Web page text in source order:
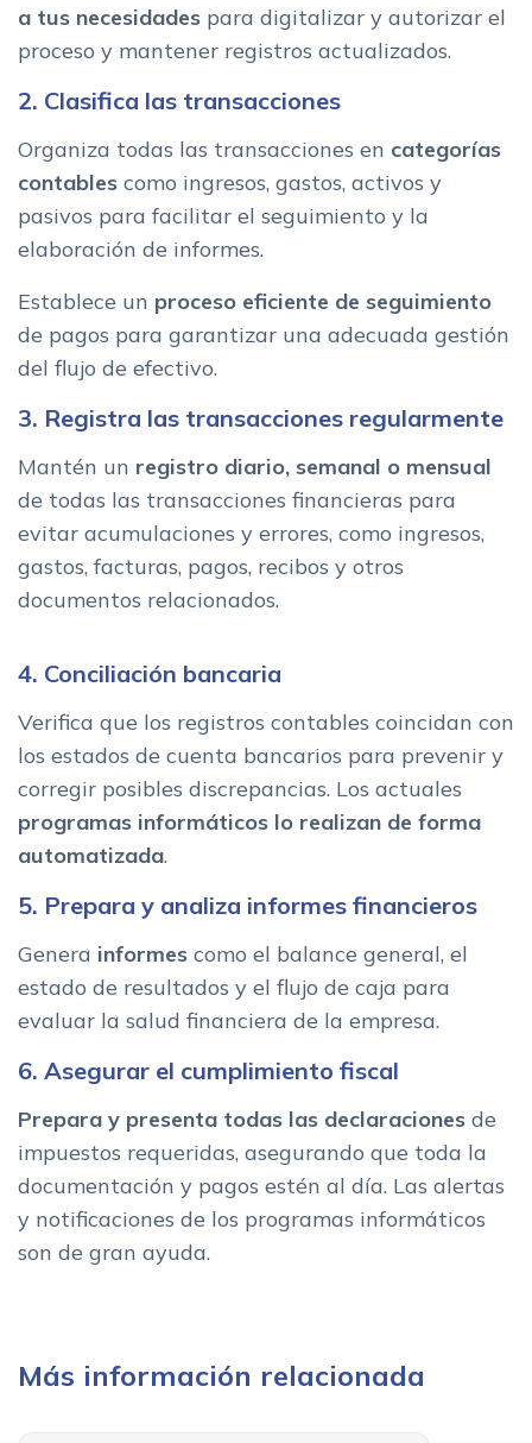
a tus necesidades para digitalizar y autorizar el
proceso y mantener registros actualizados.
2. Clasifica las transacciones
Organiza todas las transacciones en categorías
contables como ingresos, gastos, activos y
pasivos para facilitar el seguimiento y la
elaboración de informes.
Establece un proceso eficiente de seguimiento
de pagos para garantizar una adecuada gestión
del flujo de efectivo.
3. Registra las transacciones regularmente
Mantén un registro diario, semanal o mensual
de todas las transacciones financieras para
evitar acumulaciones y errores, como ingresos,
gastos, facturas, pagos, recibos y otros
documentos relacionados.
4. Conciliación bancaria
Verifica que los registros contables coincidan con
los estados de cuenta bancarios para prevenir y
corregir posibles discrepancias. Los actuales
programas informáticos lo realizan de forma
automatizada.
5. Prepara y analiza informes financieros
Genera informes como el balance general, el
estado de resultados y el flujo de caja para
evaluar la salud financiera de la empresa.
6. Asegurar el cumplimiento fiscal
Prepara y presenta todas las declaraciones de
impuestos requeridas, asegurando que toda la
documentación y pagos estén al día. Las alertas
y notificaciones de los programas informáticos
son de gran ayuda.
Más información relacionada